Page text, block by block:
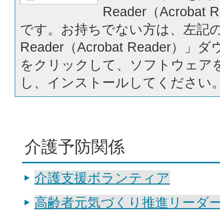
Reader（Acrobat
です。お持ちでない方は、左記
Reader（Acrobat Reader）」ダ
をクリックして、ソフトウェア
し、インストールしてください
介護予防関係
介護支援ボランティア
高齢者元気づくり推進リーダ